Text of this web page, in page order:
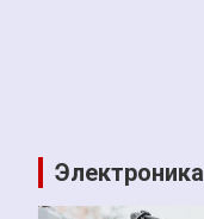
Электроника